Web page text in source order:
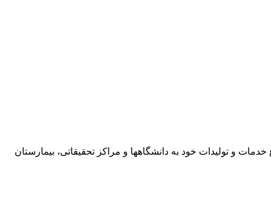
و تولیدات خود به دانشگاهها و مراکز تحقیقاتی، بیمارستان